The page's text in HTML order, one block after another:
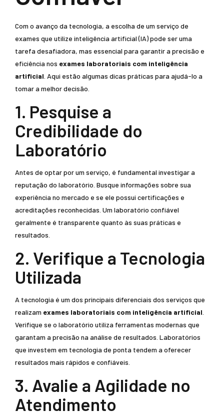
Com o avanço da tecnologia, a escolha de um serviço de
exames que utilize inteligência artificial (IA) pode ser uma
tarefa desafiadora, mas essencial para garantir a precisão e
eficiência nos exames laboratoriais com inteligência
artificial . Aqui estão algumas dicas práticas para ajudá-lo a
tomar a melhor decisão.
1. Pesquise a
Credibilidade do
Laboratório
Antes de optar por um serviço, é fundamental investigar a
reputação do laboratório. Busque informações sobre sua
experiência no mercado e se ele possui certificações e
acreditações reconhecidas. Um laboratório confiável
geralmente é transparente quanto às suas práticas e
resultados.
2. Verifique a Tecnologia
Utilizada
A tecnologia é um dos principais diferenciais dos serviços que
realizam exames laboratoriais com inteligência artificial
Verifique se o laboratório utiliza ferramentas modernas que
garantam a precisão na análise de resultados. Laboratórios
que investem em tecnologia de ponta tendem a oferecer
resultados mais rápidos e confiáveis.
3. Avalie a Agilidade no
Atendimento